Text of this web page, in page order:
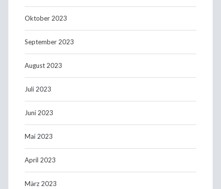
Oktober 2023
September 2023
August 2023
Juli 2023
Juni 2023
Mai 2023
April 2023
März 2023